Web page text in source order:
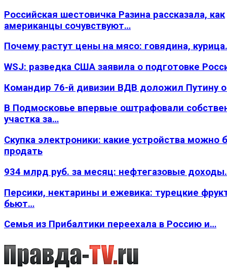
Российская шестовичка Разина рассказала, как
американцы сочувствуют…
Почему растут цены на мясо: говядина,
WSJ: разведка США заявила о подготовке
Командир 76-й дивизии ВДВ доложил Путину
В Подмосковье впервые оштрафовали
участка за…
Скупка электроники: какие устройства можно
продать
934 млрд руб. за месяц: нефтегазовые
Персики, нектарины и ежевика: турецкие
бьют…
Семья из Прибалтики переехала в Россию и…